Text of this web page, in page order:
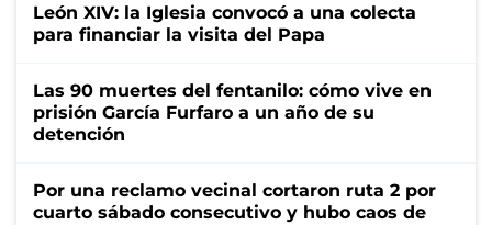
León XIV: la Iglesia convocó a una colecta
para financiar la visita del Papa
Las 90 muertes del fentanilo: cómo vive en
prisión García Furfaro a un año de su
detención
Por una reclamo vecinal cortaron ruta 2 por
cuarto sábado consecutivo y hubo caos de